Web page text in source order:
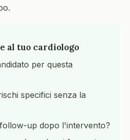
al tuo cardiologo
per questa
specifici senza la
up dopo l'intervento?